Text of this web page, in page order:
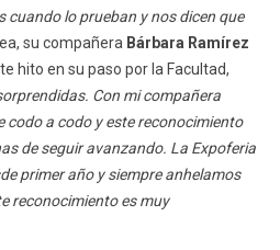
cuando lo prueban y nos dicen que
su compañera Bárbara Ramírez
hito en su paso por la Facultad,
Con mi compañera
codo a codo y este reconocimiento
de seguir avanzando. La Expoferia
primer año y siempre anhelamos
reconocimiento es muy